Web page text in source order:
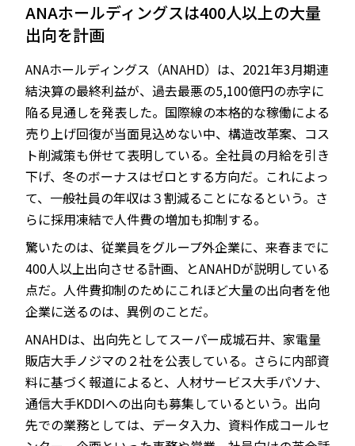
JP EN
ANAホールディングスは400人以上の大量
出向を計画
ANAホールディングス（ANAHD）は、2021年3月期連
結決算の最終利益が、過去最悪の5,100億円の赤字に
陥る見通しを発表した。国際線の本格的な稼働による
売り上げ回復が当面見込めない中、構造改革案、コス
ト削減策も併せて表明している。全社員の月給を引き
下げ、冬のボーナスはゼロとする方向だ。これによっ
て、一般社員の年収は３割減ることになるという。さ
らに採用凍結で人件費の増加も抑制する。
驚いたのは、従業員をグループ外企業に、来春までに
400人以上出向させる計画、とANAHDが説明している
点だ。人件費抑制のためにこれほど大量の出向者を他
企業に送るのは、異例のことだ。
ANAHDは、出向先としてスーパー成城石井、家電量
販店大手ノジマの２社を公表している。さらに内部資
料に基づく報道によると、人材サービス大手パソナ、
通信大手KDDIへの出向も募集しているという。出向
先での業務としては、データ入力、資料作成コールセ